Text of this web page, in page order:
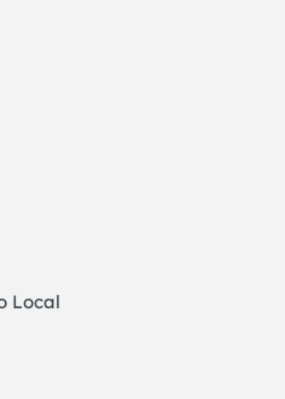
Local